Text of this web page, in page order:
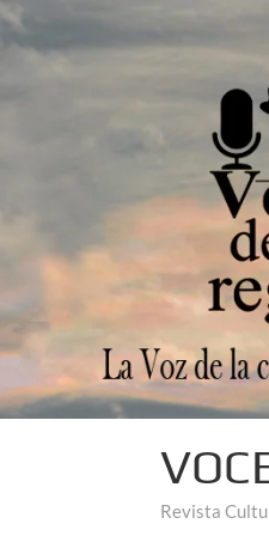
Revista